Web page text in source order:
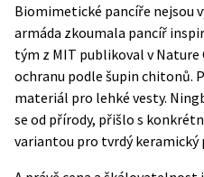
Biomimetické pancíře nejsou
armáda zkoumala pancíř
tým z MIT publikoval vNature
ochranu podle šupin chitonů.
materiál pro lehké vesty.
se od přírody, přišlo s
variantou pro tvrdý keramický